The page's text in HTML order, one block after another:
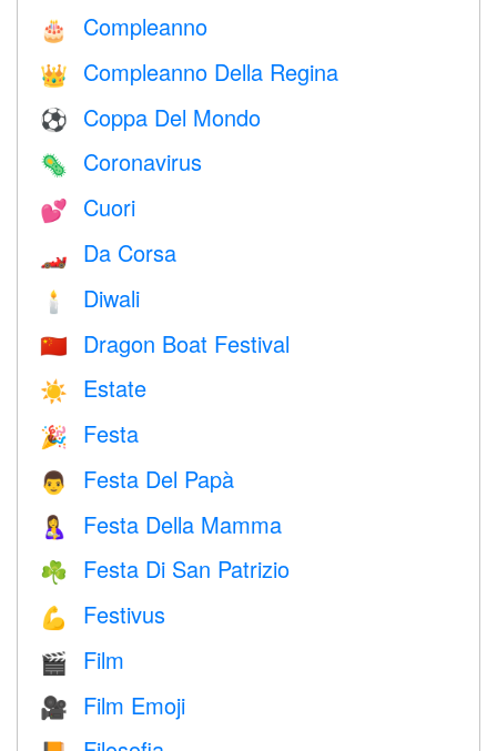
🎂 Compleanno
👑 Compleanno Della Regina
⚽ Coppa Del Mondo
🦠 Coronavirus
💕 Cuori
🏎 Da Corsa
🕯 Diwali
🇨🇳 Dragon Boat Festival
☀️ Estate
🎉 Festa
👨 Festa Del Papà
🤱 Festa Della Mamma
☘️ Festa Di San Patrizio
💪 Festivus
🎬 Film
🎥 Film Emoji